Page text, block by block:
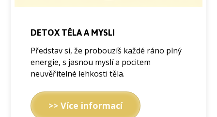
DETOX TĚLA A MYSLI
Představ si, že probouzíš každé ráno plný
energie, s jasnou myslí a pocitem
neuvěřitelné lehkosti těla.
>> Více informací